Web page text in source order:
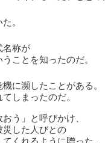
。
名称が
ことを知ったのだ。
に瀕したことがある。
しまったのだ。
う」と呼びかけ、
災した人びとの